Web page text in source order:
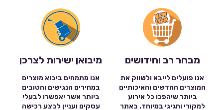
מבחר רב וחידושים
אנו פועלים לייבא ולשווק את
המוצרים החדשים והאיכותיים
ביותר שיהפכו כל אירוע
למקורי וחגיגי במיוחד. באתר
מיבואן ישירות לצרכן
אנו מתמחים ביבוא מוצרים
במחירים הנגישים והטובים
ביותר אשר יאפשרו לבעלי
עסקים ועניין לבצע רכישה